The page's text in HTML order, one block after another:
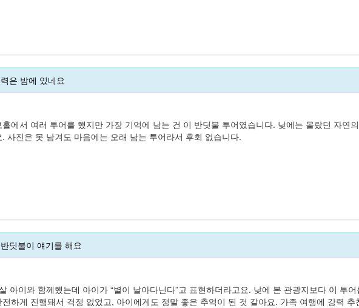
은 밤에 있네요
홀에서 여러 투어를 했지만 가장 기억에 남는 건 이 반딧불 투어였습니다. 낮에는 몰랐던 자연
. 사진은 못 남겨도 마음에는 오래 남는 투어라서 후회 없습니다.
딧불이 얘기를 해요
아이와 함께했는데 아이가 “별이 날아다닌다”고 표현하더라고요. 낮에 본 관광지보다 이 투
전하게 진행돼서 걱정 없었고, 아이에게도 정말 좋은 추억이 된 것 같아요. 가족 여행에 강력 추